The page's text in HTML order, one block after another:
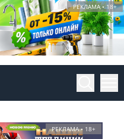
РЕКЛАМА • 18+
РЕКЛАМА • 18+